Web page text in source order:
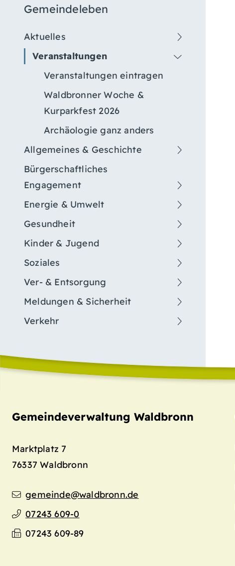
Gemeindeleben
Aktuelles
Veranstaltungen
Veranstaltungen eintragen
Waldbronner Woche &
Kurparkfest 2026
Archäologie ganz anders
Allgemeines & Geschichte
Bürgerschaftliches
Engagement
Energie & Umwelt
Gesundheit
Kinder & Jugend
Soziales
Ver- & Entsorgung
Meldungen & Sicherheit
Verkehr
Gemeindeverwaltung Waldbronn
Marktplatz 7
76337 Waldbronn
gemeinde@waldbronn.de
07243 609-0
07243 609-89